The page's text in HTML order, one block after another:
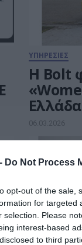
Do Not Process
opt-out of the sale,
for targeted
selection. Please
interest-based
to third
ΥΠΗΡΕΣΙΕΣ
Η Bolt
Ελλάδα
06.03.2026